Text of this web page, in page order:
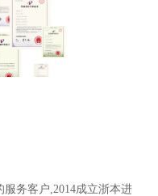
务客户,2014成立浙本进